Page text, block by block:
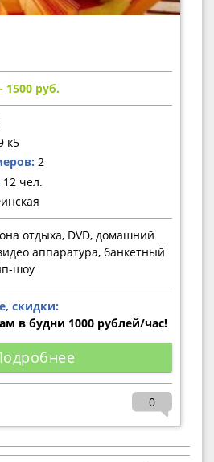
1500 руб.
к5
2
12 чел.
отдыха, DVD, домашний
аппаратура, банкетный
шоу
скидки:
в будни 1000 рублей/час!
0